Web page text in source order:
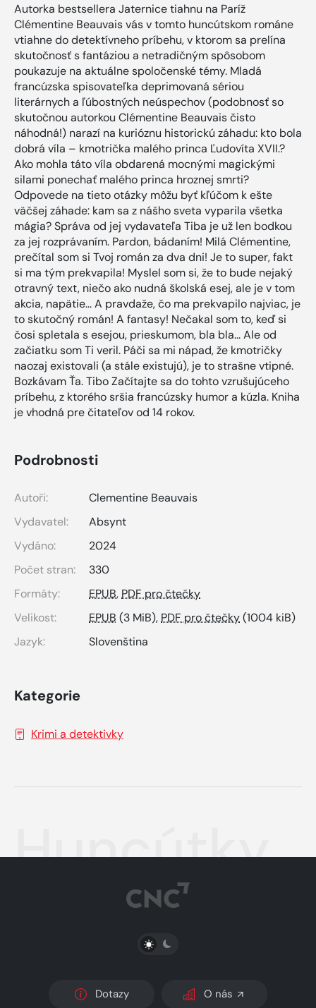
Autorka bestsellera Jaternice tiahnu na Paríž
Clémentine Beauvais vás v tomto huncútskom románe
vtiahne do detektívneho príbehu, v ktorom sa prelína
skutočnosť s fantáziou a netradičným spôsobom
poukazuje na aktuálne spoločenské témy. Mladá
francúzska spisovateľka deprimovaná sériou
literárnych a ľúbostných neúspechov (podobnosť so
skutočnou autorkou Clémentine Beauvais čisto
náhodná!) narazí na kurióznu historickú záhadu: kto bola
dobrá víla – kmotrička malého princa Ľudovíta XVII.?
Ako mohla táto víla obdarená mocnými magickými
silami ponechať malého princa hroznej smrti?
Odpovede na tieto otázky môžu byť kľúčom k ešte
väčšej záhade: kam sa z nášho sveta vyparila všetka
mágia? Správa od jej vydavateľa Tiba je už len bodkou
za jej rozprávaním. Pardon, bádaním! Milá Clémentine,
prečítal som si Tvoj román za dva dni! Je to super, fakt
si ma tým prekvapila! Myslel som si, že to bude nejaký
otravný text, niečo ako nudná školská esej, ale je v tom
akcia, napätie... A pravdaže, čo ma prekvapilo najviac, je
to skutočný román! A fantasy! Nečakal som to, keď si
čosi spletala s esejou, prieskumom, bla bla... Ale od
začiatku som Ti veril. Páči sa mi nápad, že kmotričky
naozaj existovali (a stále existujú), je to strašne vtipné.
Bozkávam Ťa. Tibo Začítajte sa do tohto vzrušujúceho
príbehu, z ktorého sršia francúzsky humor a kúzla. Kniha
je vhodná pre čitateľov od 14 rokov.
Podrobnosti
Autoři:
Clementine Beauvais
Vydavatel:
Absynt
Vydáno:
2024
Počet stran:
330
Formáty:
EPUB, PDF pro čtečky
Velikost:
EPUB (3 MiB), PDF pro čtečky(1004 kiB)
Jazyk:
Slovenština
Kategorie
Krimi a detektivky
Huncútky
PŘEPNOUT SVĚTLÝ/TMAVÝ REŽIM
Dotazy O nás